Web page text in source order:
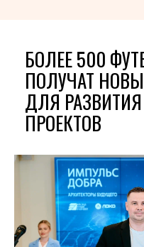
БОЛЕЕ 500
ПОЛУЧАТ
ДЛЯ
ПРОЕКТОВ